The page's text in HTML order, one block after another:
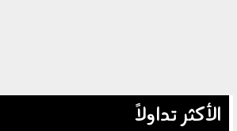
الأكثر تداولاً